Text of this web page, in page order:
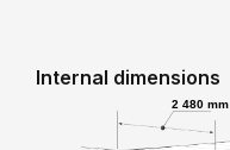
Internal dimensions
2 480 mm